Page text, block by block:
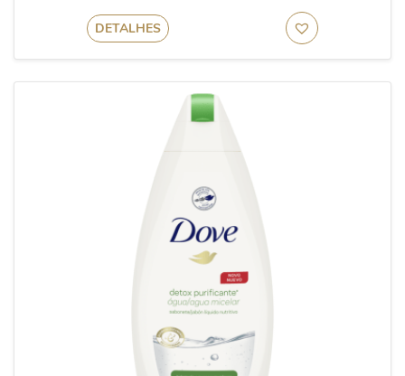
DETALHES